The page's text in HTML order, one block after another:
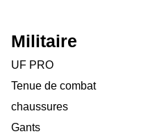
Militaire
UF PRO
Tenue de combat
chaussures
Gants